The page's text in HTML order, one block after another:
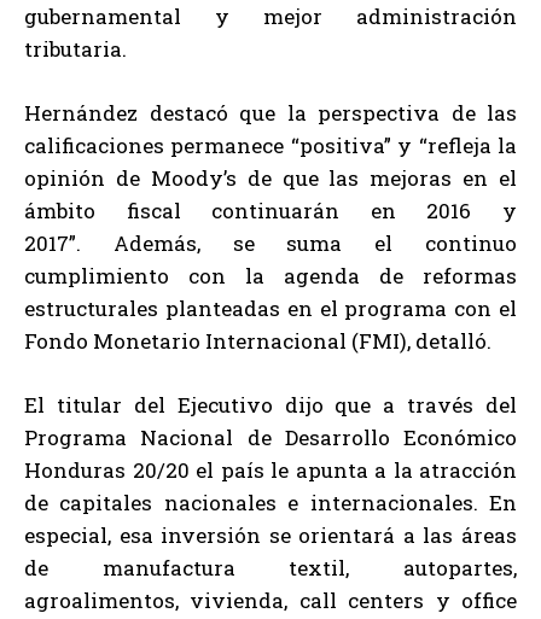
gubernamental y mejor administración
tributaria.
Hernández destacó que la perspectiva de las
calificaciones permanece “positiva” y “refleja la
opinión de Moody’s de que las mejoras en el
ámbito fiscal continuarán en 2016 y
2017”. Además, se suma el continuo
cumplimiento con la agenda de reformas
estructurales planteadas en el programa con el
Fondo Monetario Internacional (FMI), detalló.
El titular del Ejecutivo dijo que a través del
Programa Nacional de Desarrollo Económico
Honduras 20/20 el país le apunta a la atracción
de capitales nacionales e internacionales. En
especial, esa inversión se orientará a las áreas
de manufactura textil, autopartes,
agroalimentos, vivienda, call centers y office